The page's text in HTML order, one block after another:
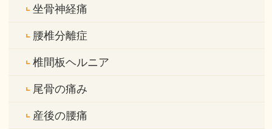
坐骨神経痛
腰椎分離症
椎間板ヘルニア
尾骨の痛み
産後の腰痛